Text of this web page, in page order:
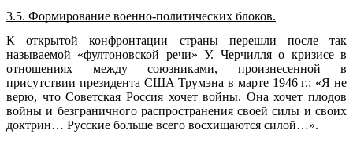
3.5. Формирование военно-политических блоков.
К открытой конфронтации страны перешли после так
называемой «фултоновской речи» У. Черчилля о кризисе в
отношениях между союзниками, произнесенной в
присутствии президента США Трумэна в марте 1946 г.: «Я не
верю, что Советская Россия хочет войны. Она хочет плодов
войны и безграничного распространения своей силы и своих
доктрин… Русские больше всего восхищаются силой…».